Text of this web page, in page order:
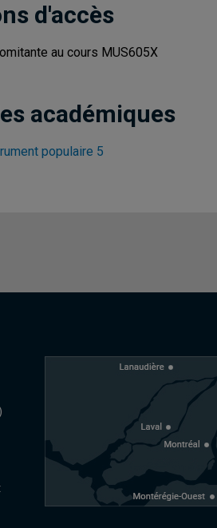
d'accès
au cours MUS605X
académiques
populaire 5